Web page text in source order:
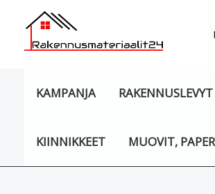
sisältöön
KAMPANJA RAKENNUSLEVYT
KIINNIKKEET MUOVIT,